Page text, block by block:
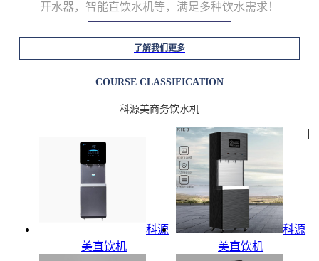
开水器，智能直饮水机等，满足多种饮水需求！
了解我们更多
COURSE CLASSIFICATION
科源美商务饮水机
科源
美直饮机
科源
美直饮机
|